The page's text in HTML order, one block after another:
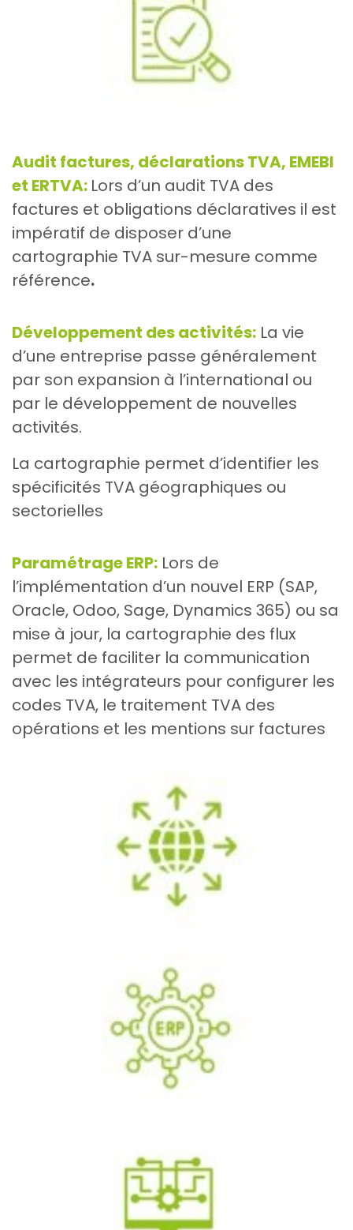
Audit factures, déclarations TVA, EMEBI
et ERTVA: Lors d’un audit TVA des
factures et obligations déclaratives il est
impératif de disposer d’une
cartographie TVA sur-mesure comme
référence.
Développement des activités: La vie
d’une entreprise passe généralement
par son expansion à l’international ou
par le développement de nouvelles
activités.
La cartographie permet d’identifier les
spécificités TVA géographiques ou
sectorielles
Paramétrage ERP: Lors de
l’implémentation d’un nouvel ERP (SAP,
Oracle, Odoo, Sage, Dynamics 365) ou sa
mise à jour, la cartographie des flux
permet de faciliter la communication
avec les intégrateurs pour configurer les
codes TVA, le traitement TVA des
opérations et les mentions sur factures​